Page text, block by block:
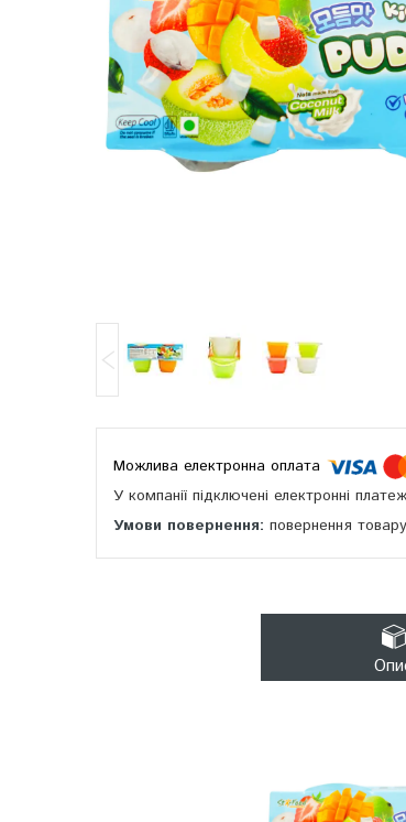
У компанії підключені електронні
повернення